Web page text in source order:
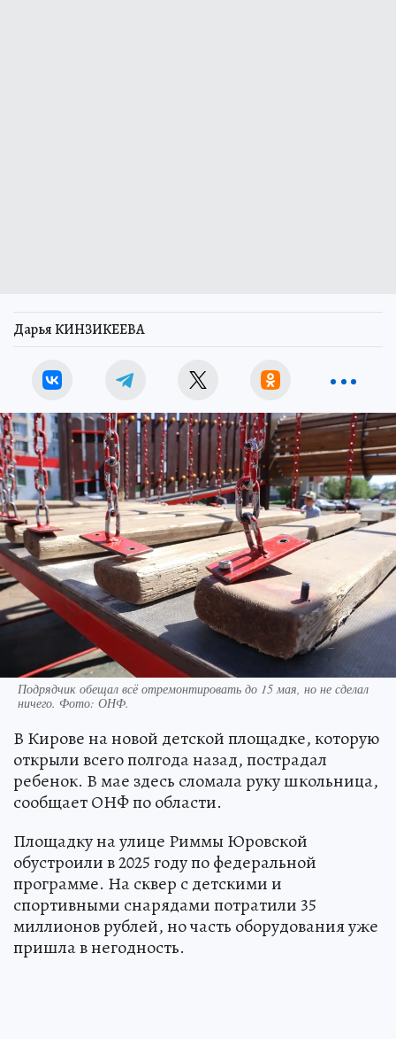
Дарья КИНЗИКЕЕВА
Подрядчик обещал всё отремонтировать до 15 мая, но не сделал
ничего. Фото: ОНФ.
В Кирове на новой детской площадке, которую
открыли всего полгода назад, пострадал
ребенок. В мае здесь сломала руку школьница,
сообщает ОНФ по области.
Площадку на улице Риммы Юровской
обустроили в 2025 году по федеральной
программе. На сквер с детскими и
спортивными снарядами потратили 35
миллионов рублей, но часть оборудования уже
пришла в негодность.